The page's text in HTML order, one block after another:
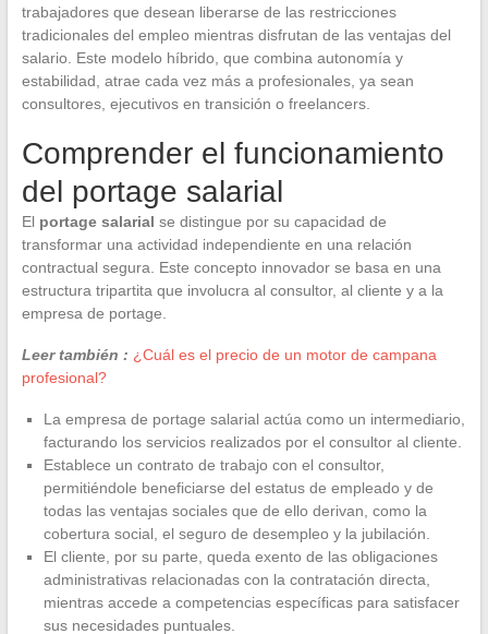
trabajadores que desean liberarse de las restricciones
tradicionales del empleo mientras disfrutan de las ventajas del
salario. Este modelo híbrido, que combina autonomía y
estabilidad, atrae cada vez más a profesionales, ya sean
consultores, ejecutivos en transición o freelancers.
Comprender el funcionamiento
del portage salarial
El portage salarial se distingue por su capacidad de
transformar una actividad independiente en una relación
contractual segura. Este concepto innovador se basa en una
estructura tripartita que involucra al consultor, al cliente y a la
empresa de portage.
Leer también : ¿Cuál es el precio de un motor de campana
profesional?
La empresa de portage salarial actúa como un intermediario,
facturando los servicios realizados por el consultor al cliente.
Establece un contrato de trabajo con el consultor,
permitiéndole beneficiarse del estatus de empleado y de
todas las ventajas sociales que de ello derivan, como la
cobertura social, el seguro de desempleo y la jubilación.
El cliente, por su parte, queda exento de las obligaciones
administrativas relacionadas con la contratación directa,
mientras accede a competencias específicas para satisfacer
sus necesidades puntuales.